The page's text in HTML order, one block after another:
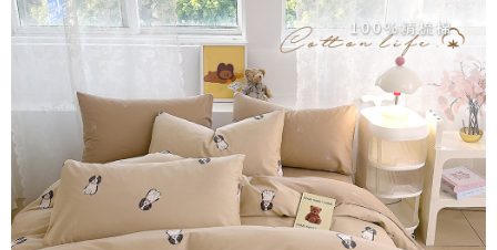
大哥付你分期
相關說明
【大哥付你分期使用說明】
1.本服務由台灣大哥大提供，台灣大哥大用戶可立即使用無須另外申請。
2.付款方式選擇「大哥付你分期」，訂單成立後會自動跳轉到大哥付的交易
流程，驗證手機門號後，選擇欲分期的期數、繳款截止日，確認付款後即完
3.實際核准額度、可分期數及費用金額請依後續交易確認頁面所載為準。
4.訂單成立30分鐘內，如未前往確認交易或遇審核未通過，訂單將自動取
消。如遇「轉專審核」未通過狀況，表示未達大哥付你分期系統評分，恕無
法說明評估內容。
【繳款方式說明】
相關說明
【關於「AFTEE先享後付」】
AFTEE先享後付是「在收到商品之後才付款」的支付方式。 讓您購物簡單
便利好安心！
１．簡單：不需註冊會員、不需綁卡、不需儲值。
２．便利：只要手機號碼，簡訊認證，即可結帳。
３．安心：先確認商品／服務後，再付款。
Hami Point
相關說明
「Hami Point」為中華電信所提供之點數服務，可於會員專區綁定中華電信
會員帳號後，即可在購物車使用 Hami Point 折抵消費金額 (1點等於1元)。
ATM付款